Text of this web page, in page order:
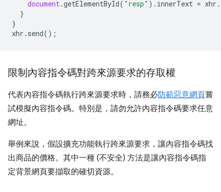
document.getElementById( "resp" ). innerText = xhr .
}
}
xhr . send();
限制內容指令碼對跨來源要求的存取權
代表內容指令碼執行跨來源要求時，請務必防範惡意網頁嘗
試模擬內容指令碼。特別是，請勿允許內容指令碼要求任意
網址。
舉例來說，假設擴充功能執行跨來源要求，讓內容指令碼找
出商品的價格。其中一種 (不安全) 方法是讓內容指令碼指
定背景網頁要擷取的確切資源。